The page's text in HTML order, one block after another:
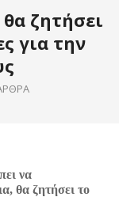
ζητήσει
για την
να
θα ζητήσει το